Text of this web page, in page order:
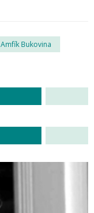
Amfík Bukovina